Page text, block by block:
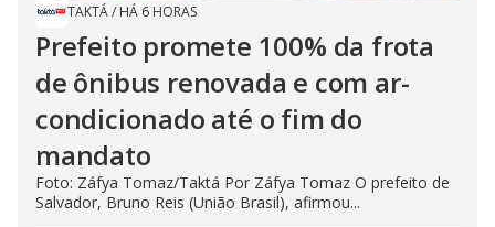
TAKTÁ/ HÁ 6 HORAS
Prefeito promete 100% da frota
de ônibus renovada e com ar-
condicionado até o fim do
mandato
Foto: Záfya Tomaz/Taktá Por Záfya Tomaz O prefeito de
Salvador, Bruno Reis (União Brasil), afirmou...